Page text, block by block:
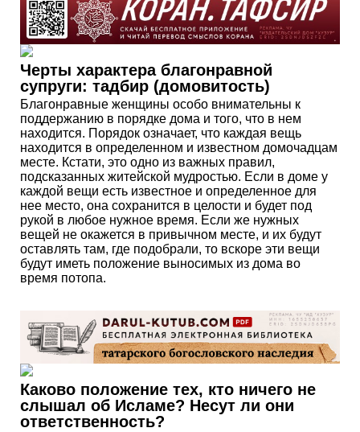
Черты характера благонравной
супруги: тадбир (домовитость)
Благонравные женщины особо внимательны к
поддержанию в порядке дома и того, что в нем
находится. Порядок означает, что каждая вещь
находится в определенном и известном домочадцам
месте. Кстати, это одно из важных правил,
подсказанных житейской мудростью. Если в доме у
каждой вещи есть известное и определенное для
нее место, она сохранится в целости и будет под
рукой в любое нужное время. Если же нужных
вещей не окажется в привычном месте, и их будут
оставлять там, где подобрали, то вскоре эти вещи
будут иметь положение выносимых из дома во
время потопа.
Каково положение тех, кто ничего не
слышал об Исламе? Несут ли они
ответственность?